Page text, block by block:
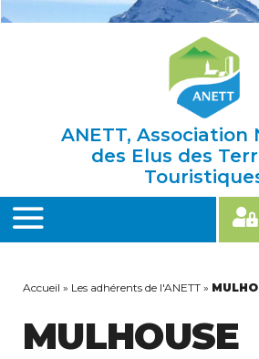
ANETT, Association
des Elus des
MENU
Accueil » Les adhérents de l'ANETT »
MULHOUSE